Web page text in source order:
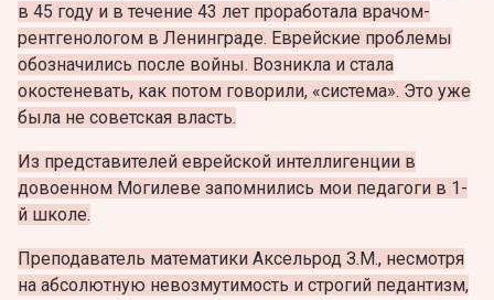
в 45 году и в течение 43 лет проработала врачом-
рентгенологом в Ленинграде. Еврейские проблемы
обозначились после войны. Возникла и стала
окостеневать, как потом говорили, «система». Это уже
была не советская власть.
Из представителей еврейской интеллигенции в
довоенном Могилеве запомнились мои педагоги в 1-
й школе.
Преподаватель математики Аксельрод З.М., несмотря
на абсолютную невозмутимость и строгий педантизм,